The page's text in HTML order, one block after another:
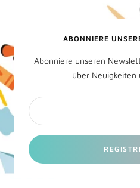
ABONNIERE
Abonniere unseren
über Neuigkeiten